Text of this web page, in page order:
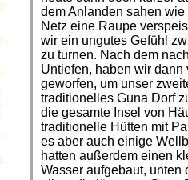
dem Anlanden sahen
Netz eine Raupe
wir ein ungutes Gefühl
zu turnen. Nach dem
Untiefen, haben wir
geworfen, um unser
traditionelles Guna Dorf
die gesamte Insel von
traditionelle Hütten mit
es aber auch einige
hatten außerdem einen
Wasser aufgebaut, unten